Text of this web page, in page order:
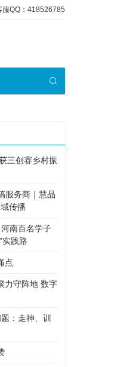
服QQ：418526785
三创赛乡村振
服务商｜慧品
传播
南百名学子
实践路
点
力守阵地 数字
：走神、训